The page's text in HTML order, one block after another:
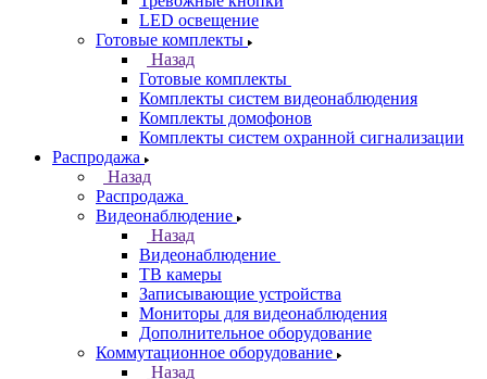
LED освещение
Готовые комплекты
Назад
Готовые комплекты
Комплекты систем видеонаблюдения
Комплекты домофонов
Комплекты систем охранной сигнализации
Распродажа
Назад
Распродажа
Видеонаблюдение
Назад
Видеонаблюдение
ТВ камеры
Записывающие устройства
Мониторы для видеонаблюдения
Дополнительное оборудование
Коммутационное оборудование
Назад